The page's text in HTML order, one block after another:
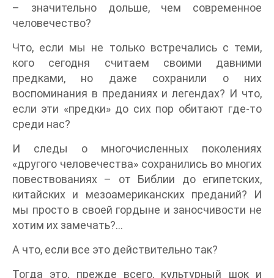
– значительно дольше, чем современное
человечество?
Что, если мы не только встречались с теми,
кого сегодня считаем своими давними
предками, но даже сохранили о них
воспоминания в преданиях и легендах? И что,
если эти «предки» до сих пор обитают где-то
среди нас?
И следы о многочисленных поколениях
«другого человечества» сохранились во многих
повествованиях – от Библии до египетских,
китайских и мезоамериканских преданий? И
мы просто в своей гордыне и заносчивости не
хотим их замечать?…
А что, если все это действительно так?
Тогда это, прежде всего, культурный шок и